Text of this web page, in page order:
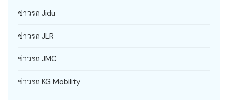
ข่าวรถ Jidu
ข่าวรถ JLR
ข่าวรถ JMC
ข่าวรถ KG Mobility